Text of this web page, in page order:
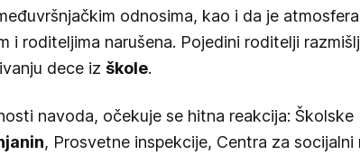
odnosima, kao i da je atmosfera
i roditeljima narušena. Pojedini roditelji
dece iz škole.
navoda, očekuje se hitna reakcija: Školske
, Prosvetne inspekcije, Centra za socijalni